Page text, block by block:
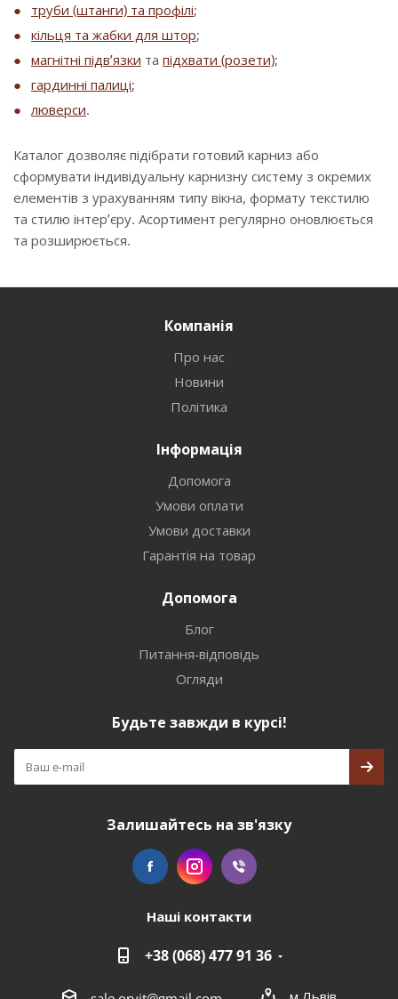
труби (штанги) та профілі;
кільця та жабки для штор;
магнітні підв’язки та підхвати (розети);
гардинні палиці;
люверси.
Каталог дозволяє підібрати готовий карниз або
сформувати індивідуальну карнизну систему з окремих
елементів з урахуванням типу вікна, формату текстилю
та стилю інтер’єру. Асортимент регулярно оновлюється
та розширюється.
Компанія
Про нас
Новини
Політика
Інформація
Допомога
Умови оплати
Умови доставки
Гарантія на товар
Допомога
Блог
Питання-відповідь
Огляди
Будьте завжди в курсі!
Залишайтесь на зв'язку
Наші контакти
+38 (068) 477 91 36